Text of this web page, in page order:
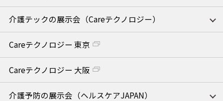
介護テックの展示会（Careテクノロジー）
Careテクノロジー 東京
Careテクノロジー 大阪
介護予防の展示会（ヘルスケアJAPAN）